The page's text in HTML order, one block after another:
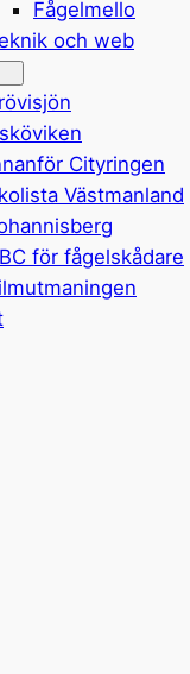
Fågelmello
och web
Cityringen
Västmanland
för fågelskådare